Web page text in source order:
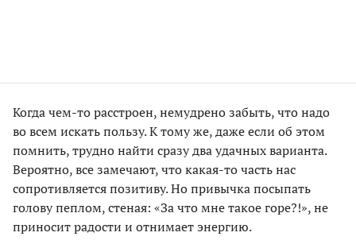
Когда чем-то расстроен, немудрено забыть, что надо
во всем искать пользу. К тому же, даже если об этом
помнить, трудно найти сразу два удачных варианта.
Вероятно, все замечают, что какая-то часть нас
сопротивляется позитиву. Но привычка посыпать
голову пеплом, стеная: «За что мне такое горе?!», не
приносит радости и отнимает энергию.